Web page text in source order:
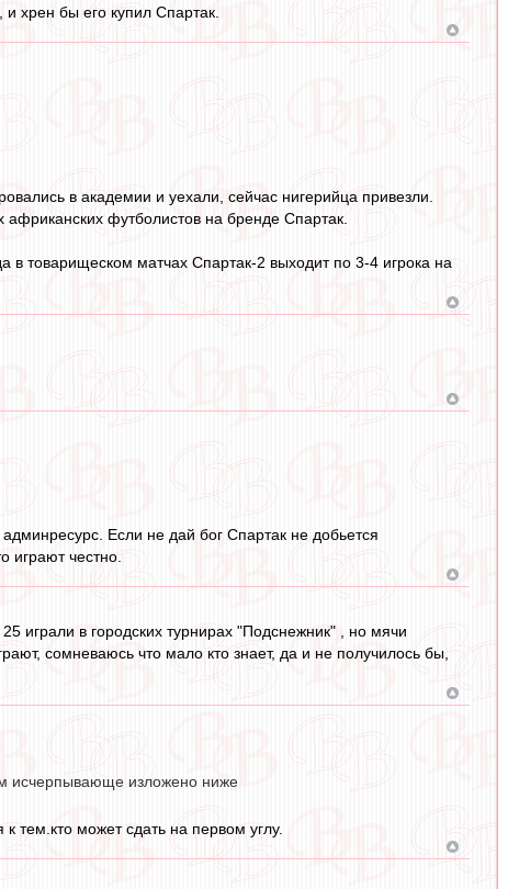
хрен бы его купил Спартак.
в академии и уехали, сейчас нигерийца привезли.
африканских футболистов на бренде Спартак.
в товарищеском матчах Спартак-2 выходит по 3-4 игрока на
Если не дай бог Спартак не добьется
играют честно.
играли в городских турнирах "Подснежник" , но мячи
сомневаюсь что мало кто знает, да и не получилось бы,
исчерпывающе изложено ниже
может сдать на первом углу.